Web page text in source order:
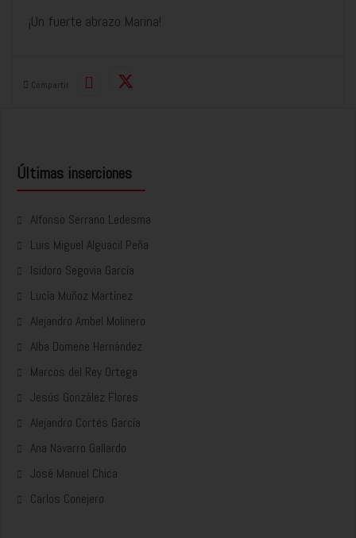
¡Un fuerte abrazo Marina!
Compartir
Últimas inserciones
Alfonso Serrano Ledesma
Luis Miguel Alguacil Peña
Isidoro Segovia García
Lucía Muñoz Martínez
Alejandro Ambel Molinero
Alba Domene Hernández
Marcos del Rey Ortega
Jesús González Flores
Alejandro Cortés García
Ana Navarro Gallardo
José Manuel Chica
Carlos Conejero